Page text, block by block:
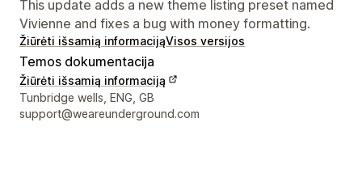
This update adds a new theme listing preset named
Vivienne and fixes a bug with money formatting.
Žiūrėti išsamią informacijąVisos versijos
Temos dokumentacija
Žiūrėti išsamią informaciją
Kūrėjo kontaktiniai duomenys
Tunbridge wells, ENG, GB
support@weareunderground.com